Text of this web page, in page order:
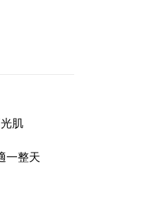
肌
一整天